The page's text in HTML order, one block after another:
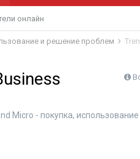
онлайн
и решение проблем
Micro - покупка,